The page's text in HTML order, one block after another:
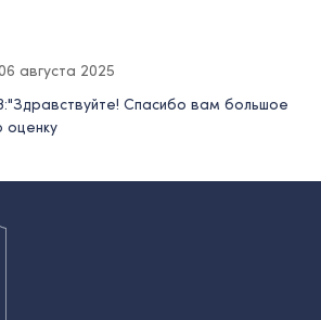
августа 2025
Спасибо вам большое
оценку